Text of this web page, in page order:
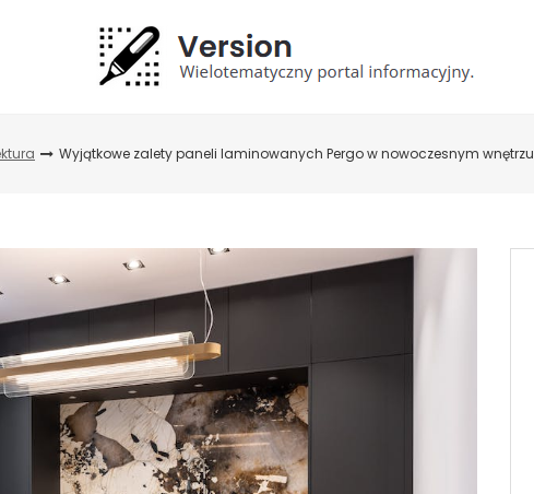
Wyjątkowe zalety paneli laminowanych Pergo w nowoczesnym wnętrzu